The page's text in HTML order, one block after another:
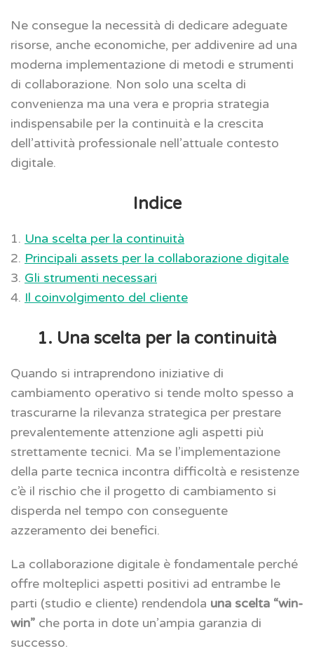
Ne consegue la necessità di dedicare adeguate
risorse, anche economiche, per addivenire ad una
moderna implementazione di metodi e strumenti
di collaborazione. Non solo una scelta di
convenienza ma una vera e propria strategia
indispensabile per la continuità e la crescita
dell’attività professionale nell’attuale contesto
digitale.
Indice
1. Una scelta per la continuità
2. Principali assets per la collaborazione digitale
3. Gli strumenti necessari
4. Il coinvolgimento del cliente
1. Una scelta per la continuità
Quando si intraprendono iniziative di
cambiamento operativo si tende molto spesso a
trascurarne la rilevanza strategica per prestare
prevalentemente attenzione agli aspetti più
strettamente tecnici. Ma se l’implementazione
della parte tecnica incontra difficoltà e resistenze
c’è il rischio che il progetto di cambiamento si
disperda nel tempo con conseguente
azzeramento dei benefici.
La collaborazione digitale è fondamentale perché
offre molteplici aspetti positivi ad entrambe le
parti (studio e cliente) rendendola una scelta “win-
win” che porta in dote un’ampia garanzia di
successo.